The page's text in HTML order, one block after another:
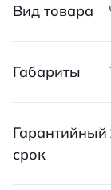
Вид товара
Габариты
Гарантийный
срок